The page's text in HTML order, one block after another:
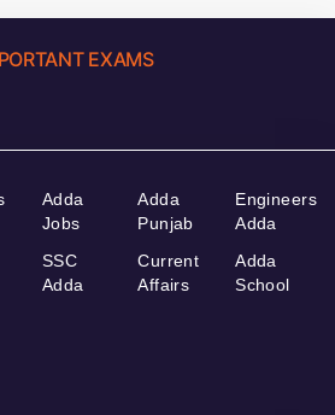
EXAMS
Adda
Jobs
SSC
Adda
Adda
Punjab
Current
Affairs
Engineers
Adda
Adda
School